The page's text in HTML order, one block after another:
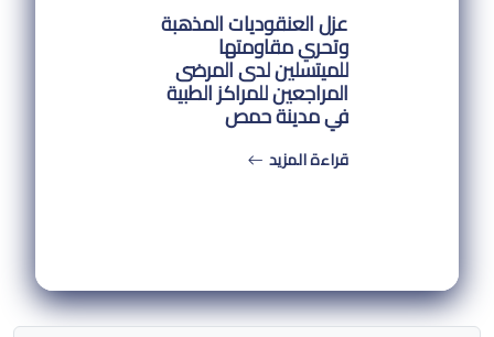
عزل العنقوديات المذهبة
وتحري مقاومتها
للميتسلين لدى المرضى
المراجعين للمراكز الطبية
في مدينة حمص
قراءة المزيد